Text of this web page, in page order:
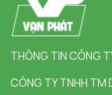
THÔNG TIN CÔNG
CÔNG TY TNHH TM